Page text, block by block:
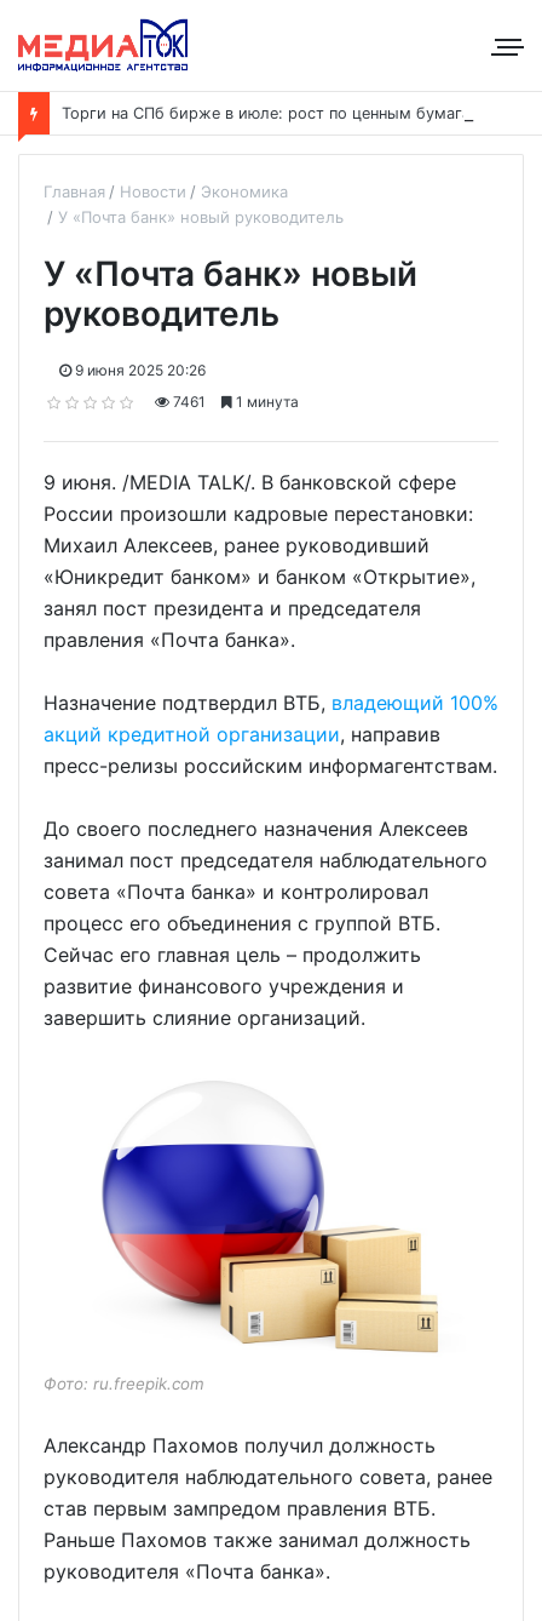
Главная Новости
Экономика
У «Почта банк» новый руководитель
У «Почта банк» новый
руководитель
9 июня 2025 20:26
7461
1 минута
9 июня. /MEDIA TALK/. В банковской сфере
России произошли кадровые перестановки:
Михаил Алексеев, ранее руководивший
«Юникредит банком» и банком «Открытие»,
занял пост президента и председателя
правления «Почта банка».
Назначение подтвердил ВТБ, владеющий 100%
акций кредитной организации, направив
пресс-релизы российским информагентствам.
До своего последнего назначения Алексеев
занимал пост председателя наблюдательного
совета «Почта банка» и контролировал
процесс его объединения с группой ВТБ.
Сейчас его главная цель – продолжить
развитие финансового учреждения и
завершить слияние организаций.
Фото: ru.freepik.com
Александр Пахомов получил должность
руководителя наблюдательного совета, ранее
став первым зампредом правления ВТБ.
Раньше Пахомов также занимал должность
руководителя «Почта банка».